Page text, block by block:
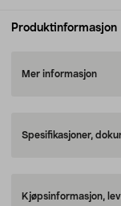
Produktinformasjon
Mer informasjon
Spesifikasjoner,
Kjøpsinformasjon,